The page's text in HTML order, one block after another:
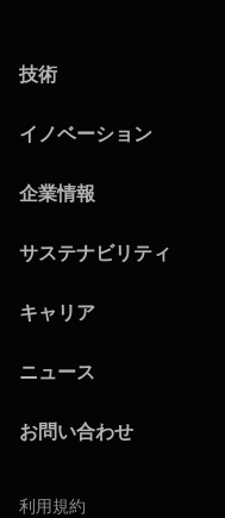
技術
イノベーション
企業情報
サステナビリティ
キャリア
ニュース
お問い合わせ
利用規約